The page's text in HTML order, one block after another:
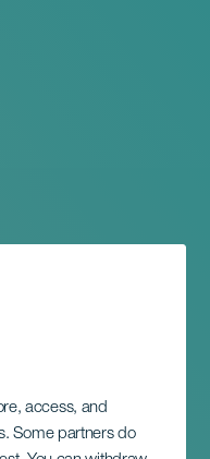
access, and
Some partners do